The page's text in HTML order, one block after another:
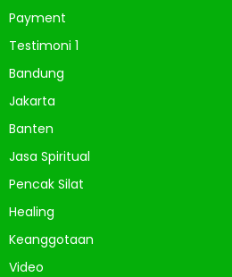
Payment
Testimoni 1
Bandung
Jakarta
Banten
Jasa Spiritual
Pencak Silat
Healing
Keanggotaan
Video